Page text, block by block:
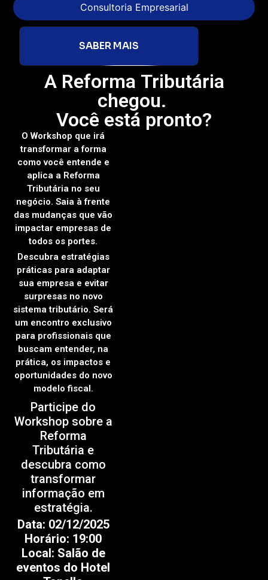
Consultoria Empresarial
SABER MAIS
A Reforma Tributária
chegou.
Você está pronto?
O Workshop que irá
transformar a forma
como você entende e
aplica a Reforma
Tributária no seu
negócio. Saia à frente
das mudanças que vão
impactar empresas de
todos os portes.
Descubra estratégias
práticas para adaptar
sua empresa e evitar
surpresas no novo
sistema tributário. Será
um encontro exclusivo
para profissionais que
buscam entender, na
prática, os impactos e
oportunidades do novo
modelo fiscal.
Participe do
Workshop sobre a
Reforma
Tributária e
descubra como
transformar
informação em
estratégia.
Data: 02/12/2025
Horário: 19:00
Local: Salão de
eventos do Hotel